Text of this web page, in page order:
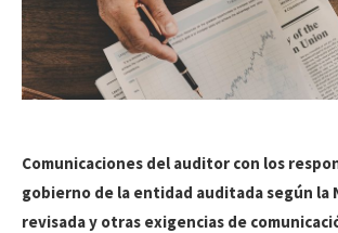
Comunicaciones del auditor con los
gobierno de la entidad auditada según la
revisada y otras exigencias de